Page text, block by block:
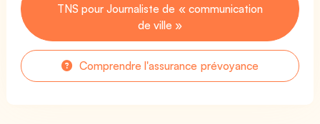
TNS pour Journaliste de « communication
de ville »
Comprendre l'assurance prévoyance